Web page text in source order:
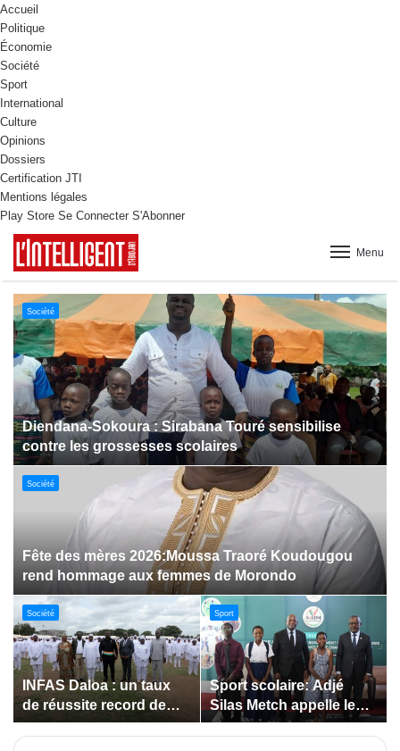
Accueil
Politique
Économie
Société
Sport
International
Culture
Opinions
Dossiers
Certification JTI
Mentions légales
Play Store Se Connecter S'Abonner
Menu
Culture
Dabakala:Le festival FEMUDA 2.0 dévoile des
innovations porteuses d’espoir pour la jeunesse
Sport
Jeux paralympiques de 2028 :
Société
Bodokro : 30 élèves
célébrés à la Journée de
l’Excellence du Lycée
Société
Insertion des jeunes: La
Côte d’Ivoire renforce le
suivi des conventions